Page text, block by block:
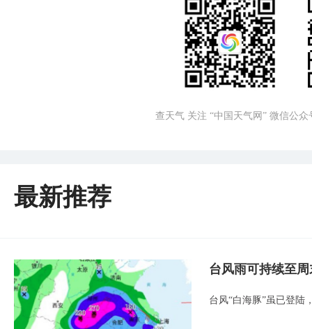
查天气 关注 “中国天气网” 微信公众
最新推荐
台风雨可持续至
台风“白海豚”虽已登陆